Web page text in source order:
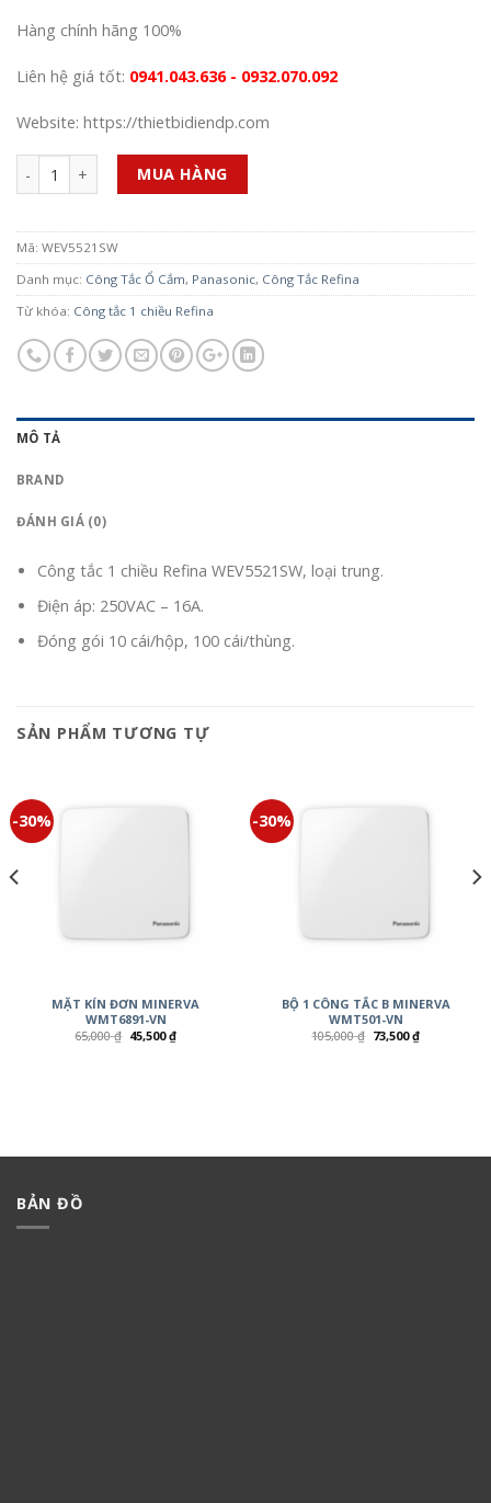
Hàng chính hãng 100%
Liên hệ giá tốt: 0941.043.636 - 0932.070.092
Website: https://thietbidiendp.com
Số lượng MUA HÀNG
Mã: WEV5521SW
Danh mục: Công Tắc Ổ Cắm, Panasonic, Công Tắc Refina
Từ khóa: Công tắc 1 chiều Refina
MÔ TẢ
BRAND
ĐÁNH GIÁ (0)
Công tắc 1 chiều Refina WEV5521SW, loại trung.
Điện áp: 250VAC – 16A.
Đóng gói 10 cái/hộp, 100 cái/thùng.
SẢN PHẨM TƯƠNG TỰ
-30%
MẶT KÍN ĐƠN MINERVA
WMT6891-VN
65,000₫ 45,500₫
-30%
BỘ 1 CÔNG TẮC B MINERVA
WMT501-VN
105,000₫ 73,500₫
BẢN ĐỒ